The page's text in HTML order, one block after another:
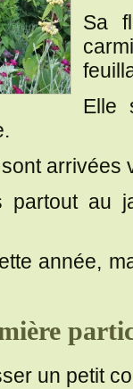
Sa
Elle
arrivées
partout au
année,
un petit